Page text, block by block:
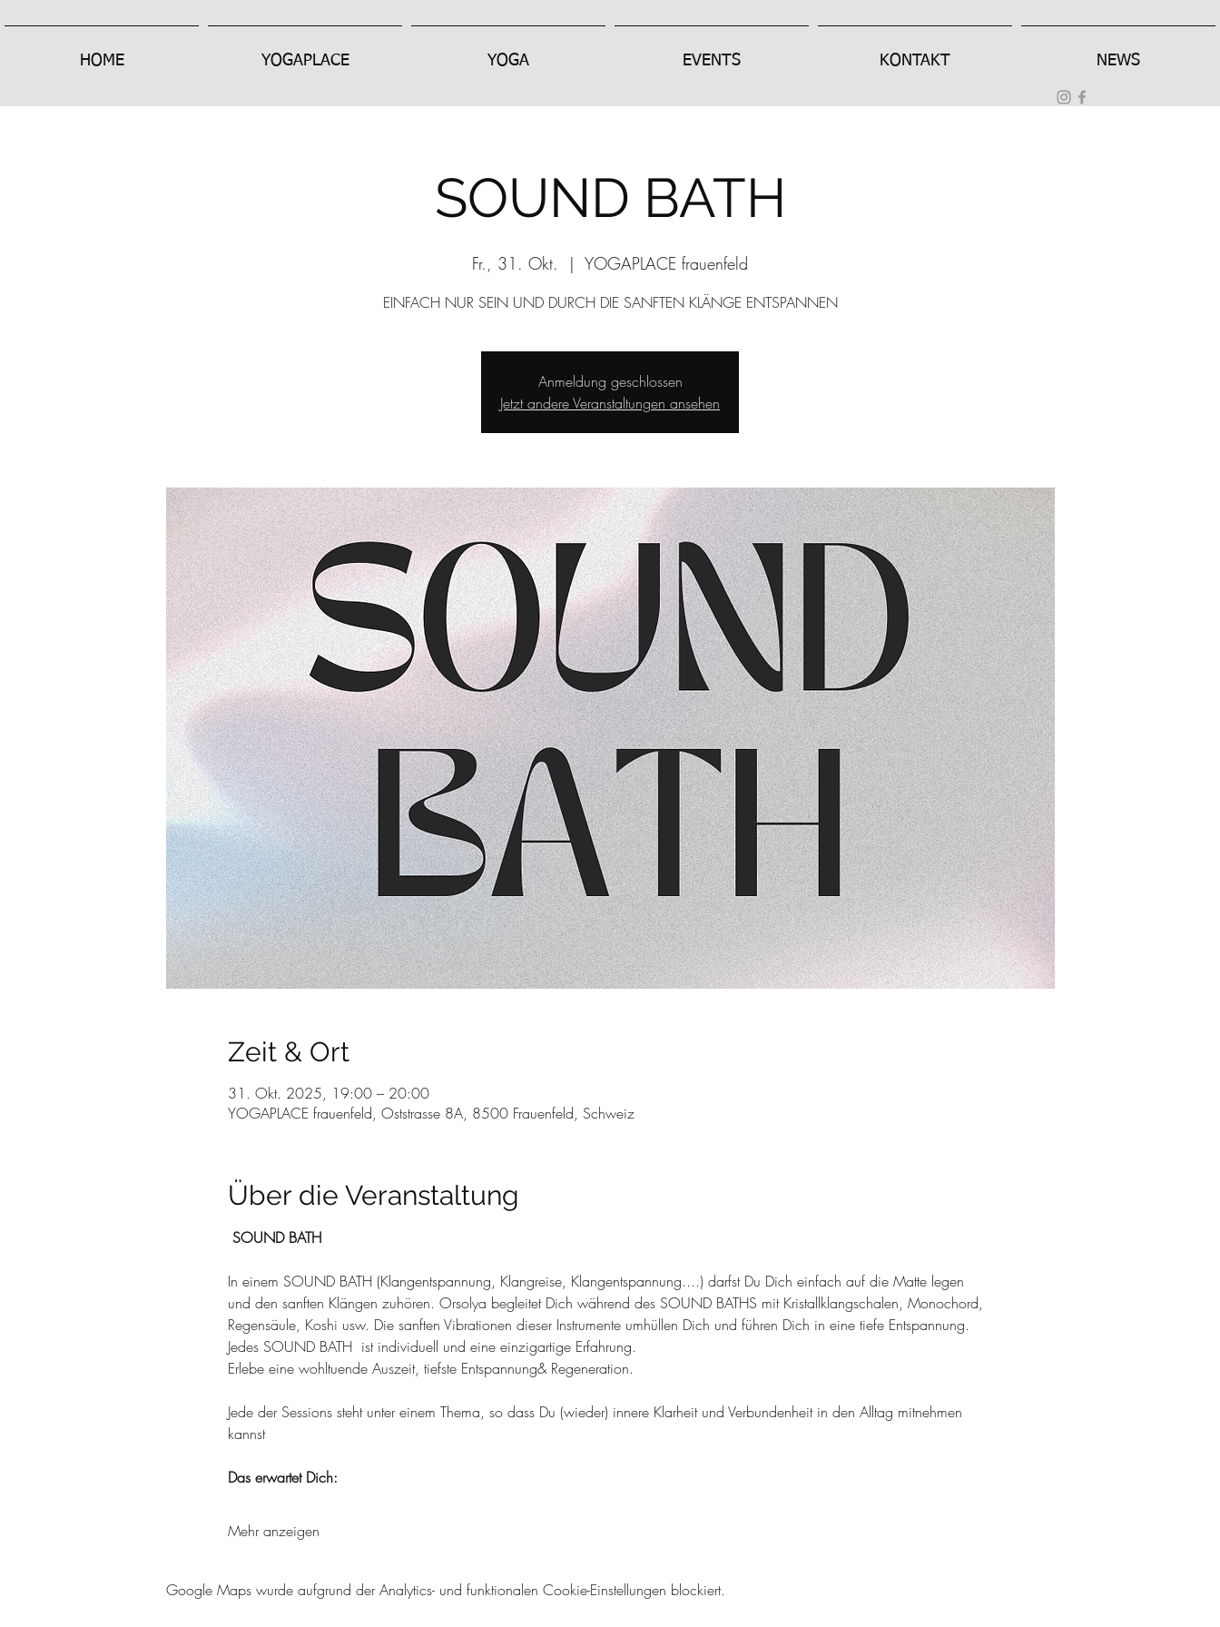
HOME YOGAPLACE YOGA EVENTS KONTAKT NEWS
SOUND BATH
Fr., 31. Okt.
  |
YOGAPLACE frauenfeld
EINFACH NUR SEIN UND DURCH DIE SANFTEN KLÄNGE ENTSPANNEN
Anmeldung geschlossen
Jetzt andere Veranstaltungen ansehen
Zeit & Ort
31. Okt. 2025, 19:00 – 20:00
YOGAPLACE frauenfeld, Oststrasse 8A, 8500 Frauenfeld, Schweiz
Über die Veranstaltung
SOUND BATH
In einem SOUND BATH (Klangentspannung, Klangreise, Klangentspannung....) darfst Du Dich einfach auf die Matte legen
und den sanften Klängen zuhören. Orsolya begleitet Dich während des SOUND BATHS mit Kristallklangschalen, Monochord,
Regensäule, Koshi usw. Die sanften Vibrationen dieser Instrumente umhüllen Dich und führen Dich in eine tiefe Entspannung.
Jedes SOUND BATH  ist individuell und eine einzigartige Erfahrung.
Erlebe eine wohltuende Auszeit, tiefste Entspannung& Regeneration.
Jede der Sessions steht unter einem Thema, so dass Du (wieder) innere Klarheit und Verbundenheit in den Alltag mitnehmen
kannst
Das erwartet Dich:
Mehr anzeigen
Google Maps wurde aufgrund der Analytics- und funktionalen Cookie-Einstellungen blockiert.